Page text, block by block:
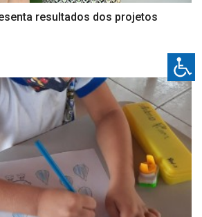
resultados dos projetos